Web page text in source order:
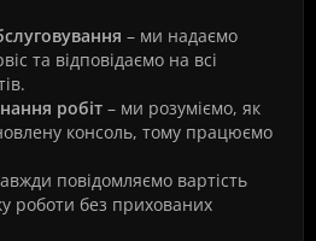
– ми надаємо
та відповідаємо на всі
робіт – ми розуміємо, як
консоль, тому працюємо
повідомляємо вартість
роботи без прихованих